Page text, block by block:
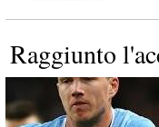
Raggiunto